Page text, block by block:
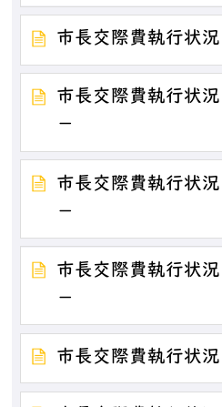
市長交際費執行状
市長交際費執行状
－
市長交際費執行状
－
市長交際費執行状
－
市長交際費執行状